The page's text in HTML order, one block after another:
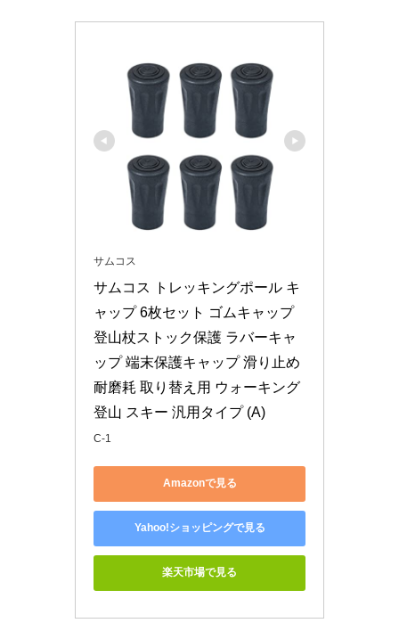
サムコス
サムコス トレッキングポール キ
ャップ 6枚セット ゴムキャップ
登山杖ストック保護 ラバーキャ
ップ 端末保護キャップ 滑り止め
耐磨耗 取り替え用 ウォーキング
登山 スキー 汎用タイプ (A)
C-1
Amazonで見る
Yahoo!ショッピングで見る
楽天市場で見る